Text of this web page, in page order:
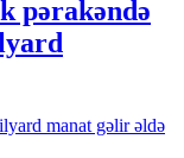
pərakəndə